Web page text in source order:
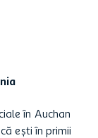
în Auchan
ești în primii